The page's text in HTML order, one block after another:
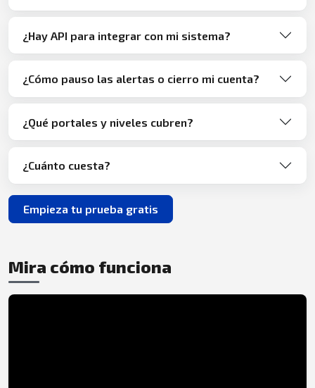
¿Hay API para integrar con mi sistema?
¿Cómo pauso las alertas o cierro mi cuenta?
¿Qué portales y niveles cubren?
¿Cuánto cuesta?
Empieza tu prueba gratis
Mira cómo funciona